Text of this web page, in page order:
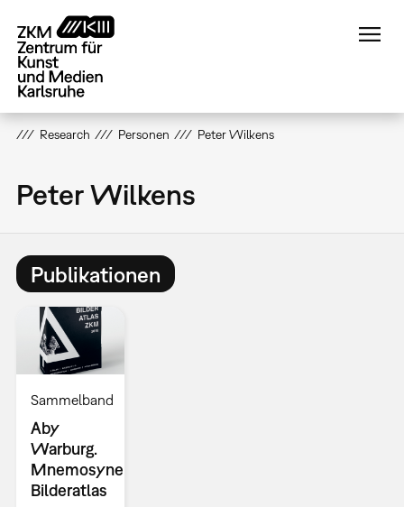
zum
Inhalt
Research Personen Peter Wilkens
Peter Wilkens
Publikationen
Sammelband
Aby
Warburg.
Mnemosyne
Bilderatlas